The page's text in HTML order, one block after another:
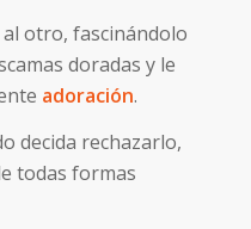
otro, fascinándolo
doradas y le
adoración.
decida rechazarlo,
todas formas